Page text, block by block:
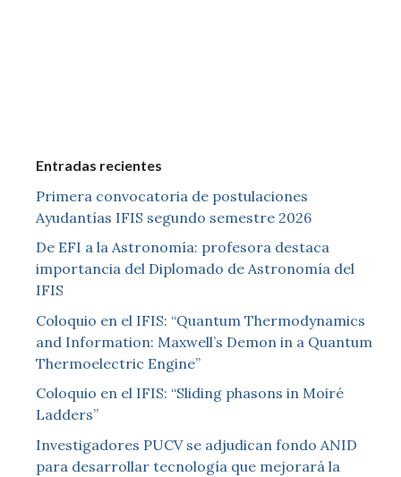
Entradas recientes
Primera convocatoria de postulaciones
Ayudantías IFIS segundo semestre 2026
De EFI a la Astronomía: profesora destaca
importancia del Diplomado de Astronomía del
IFIS
Coloquio en el IFIS: “Quantum Thermodynamics
and Information: Maxwell’s Demon in a Quantum
Thermoelectric Engine”
Coloquio en el IFIS: “Sliding phasons in Moiré
Ladders”
Investigadores PUCV se adjudican fondo ANID
para desarrollar tecnología que mejorará la